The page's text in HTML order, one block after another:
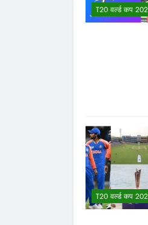
T20 वर्ल्ड कप
T20 वर्ल्ड कप